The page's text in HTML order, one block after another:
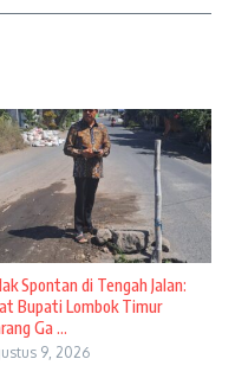
Spontan di Tengah Jalan:
Bupati Lombok Timur
Ga ...
9, 2026